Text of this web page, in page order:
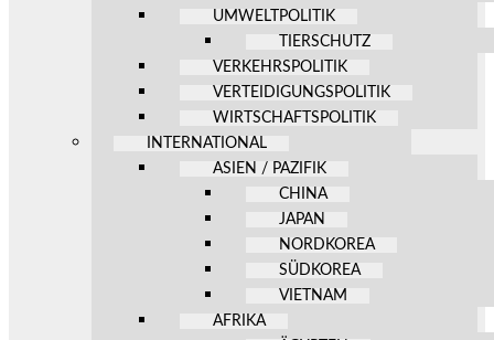
UMWELTPOLITIK
TIERSCHUTZ
VERKEHRSPOLITIK
VERTEIDIGUNGSPOLITIK
WIRTSCHAFTSPOLITIK
INTERNATIONAL
ASIEN / PAZIFIK
CHINA
JAPAN
NORDKOREA
SÜDKOREA
VIETNAM
AFRIKA